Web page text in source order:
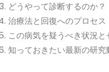
どうやって診断するのか？
治療法と回復へのプロセス
この病気を疑うべき状況と
知っておきたい最新の研究